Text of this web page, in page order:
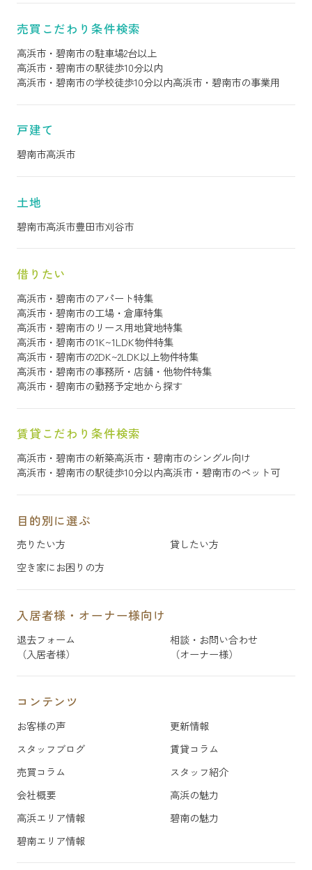
売買こだわり条件検索
高浜市・碧南市の駐車場2台以上
高浜市・碧南市の駅徒歩10分以内
高浜市・碧南市の学校徒歩10分以内高浜市・碧南市の事業用
戸建て
碧南市高浜市
土地
碧南市高浜市豊田市刈谷市
借りたい
高浜市・碧南市のアパート特集
高浜市・碧南市の工場・倉庫特集
高浜市・碧南市のリース用地貸地特集
高浜市・碧南市の1K~1LDK物件特集
高浜市・碧南市の2DK~2LDK以上物件特集
高浜市・碧南市の事務所・店舗・他物件特集
高浜市・碧南市の勤務予定地から探す
賃貸こだわり条件検索
高浜市・碧南市の新築高浜市・碧南市のシングル向け
高浜市・碧南市の駅徒歩10分以内高浜市・碧南市のペット可
目的別に選ぶ
売りたい方
貸したい方
空き家にお困りの方
入居者様・オーナー様向け
退去フォーム
（入居者様）
相談・お問い合わせ
（オーナー様）
コンテンツ
お客様の声
更新情報
スタッフブログ
賃貸コラム
売買コラム
スタッフ紹介
会社概要
高浜の魅力
高浜エリア情報
碧南の魅力
碧南エリア情報